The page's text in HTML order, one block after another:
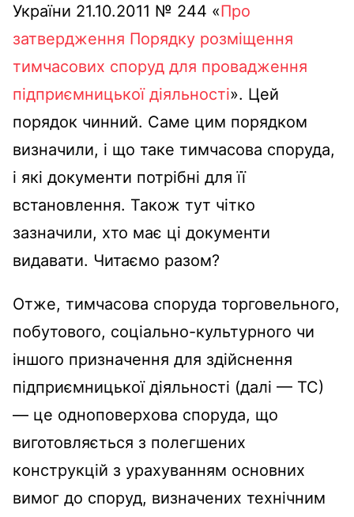
України 21.10.2011 № 244 «Про
затвердження Порядку розміщення
тимчасових споруд для провадження
підприємницької діяльності». Цей
порядок чинний. Саме цим порядком
визначили, і що таке тимчасова споруда,
і які документи потрібні для її
встановлення. Також тут чітко
зазначили, хто має ці документи
видавати. Читаємо разом?
Отже, тимчасова споруда торговельного,
побутового, соціально-культурного чи
іншого призначення для здійснення
підприємницької діяльності (далі — ТС)
— це одноповерхова споруда, що
виготовляється з полегшених
конструкцій з урахуванням основних
вимог до споруд, визначених технічним